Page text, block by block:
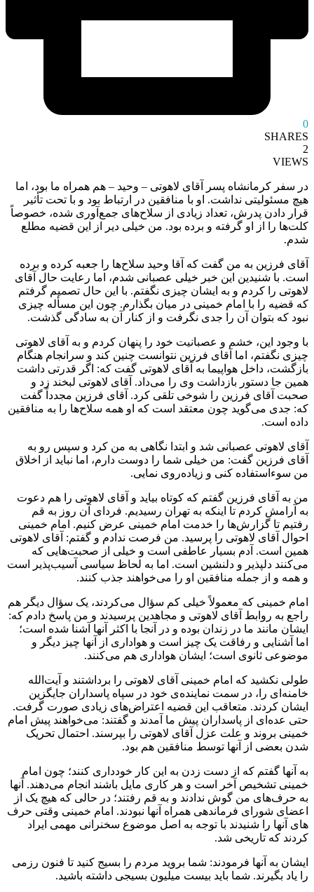
0
SHARES
2
VIEWS
در سفر کرمانشاه پسر آقای لاهوتی – وحید – هم همراه ما بود، اما
هیچ مسئولیتی نداشت. او با منافقین در ارتباط بود و با تحت تأثیر
قرار دادن پدرش، تعداد زیادی از سلاح‌های جمع‌آوری شده، خصوصاً
کلت‌ها را از او گرفته و برده بود. من خیلی دیر از این قضیه مطلع
شدم.
آقای فرزین به من گفت که آقا وحید سلاح‌ها را جعبه کرده و برده
است. با شنیدین این خبر خیلی عصبانی شدم، اما رعایت حال آقای
لاهوتی را کردم و به ایشان چیزی نگفتم. با این حال تصمیم گرفتم
که قضیه را با امام خمینی در میان بگذارم. چون این مسأله چیزی
نبود که بتوان آن را جدی نگرفت و از کنار آن به سادگی گذشت.
با وجود این، خشم و عصبانیت خود را پنهان کردم و به آقای لاهوتی
چیزی نگفتم، اما آقای فرزین نتوانست چنین کند و سرانجام هنگام
بازگشت، داخل هواپیما به آقای لاهوتی گفت که: اگر قدرتی داشت
همین جا دستور بازداشت وی را می‌داد. آقای لاهوتی لبخند زد و
صحبت آقای فرزین را شوخی تلقی کرد. آقای فرزین مجدداً گفت
که: جدی می‌گوید چون معتقد است که او همه سلاح‌ها را به منافقین
داده است.
آقای لاهوتی عصبانی شد و ابتدا نگاهی به من کرد و سپس رو به
آقای فرزین گفت: من خیلی شما را دوست دارم، اما نباید از اخلاق
من سوء‌استفاده کنی و زیاده‌روی نمایی.
من به آقای فرزین گفتم که کوتاه بیاید و آقای لاهوتی را هم دعوت
به آرامش کردم تا اینکه به تهران رسیدیم. فردای آن روز به قم
رفتیم تا گزارش‌ها را خدمت امام خمینی عرض کنیم. امام خمینی
احوال آقای لاهوتی را پرسید. من فرصت ندادم و گفتم: آقای لاهوتی
همین است. آدم بسیار عاطفی است و خیلی از صحبت‌هایی که
می‌کنند دلپذیر و دلنشین است. اما به لحاظ سیاسی آسیب‌پذیر است
و همه و از جمله منافقین او را می‌خواهند جذب کنند.
امام خمینی که معمولاً خیلی کم سؤال می‌کردند، یک سؤال دیگر هم
راجع به روابط آقای لاهوتی و مجاهدین پرسیدند و من پاسخ دادم که:
ایشان مانند ما در زندان بوده و در آنجا با اکثر آنها آشنا شده است؛
اما آشنایی و رفاقت یک چیز است و هواداری از آنها چیز دیگر و
موضوعی ثانوی است؛ ایشان هواداری هم می‌کنند.
طولی نکشید که امام خمینی آقای لاهوتی را برداشتند و آیت‌الله
خامنه‌ای را، در سمت نماینده‌ی خود در سپاه پاسداران جایگزین
ایشان کردند. متعاقب این قضیه اعتراض‌های زیادی صورت گرفت.
حتی عده‌ای از پاسداران پیش ما آمدند و گفتند: می‌خواهند پیش امام
خمینی بروند و علت عزل آقای لاهوتی را بپرسند. احتمال تحریک
شدن بعضی از آنها توسط منافقین هم بود.
به آنها گفتم که از دست زدن به این کار خودداری کنند؛ چون امام
خمینی تشخیص آخر است و هر کاری مایل باشند انجام می‌دهند. آنها
به حرف‌های من گوش ندادند و به قم رفتند؛ در حالی که هیچ یک از
اعضای شورای فرماندهی همراه آنها نبودند. امام خمینی وقتی حرف
های آنها را شنیدند با توجه به اصل موضوع سخنرانی مهمی ایراد
کردند که تاریخی شد.
ایشان به آنها فرمودند: شما بروید مردم را بسیج کنید تا فنون رزمی
را یاد بگیرند. شما باید بیست میلیون بسیجی داشته باشید.